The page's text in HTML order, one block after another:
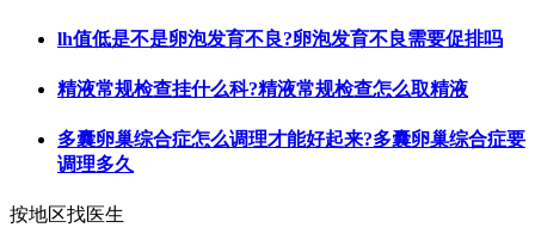
lh值低是不是卵泡发育不良?卵泡发育不良需要促排吗
精液常规检查挂什么科?精液常规检查怎么取精液
多囊卵巢综合症怎么调理才能好起来?多囊卵巢综合症要
调理多久
按地区找医生